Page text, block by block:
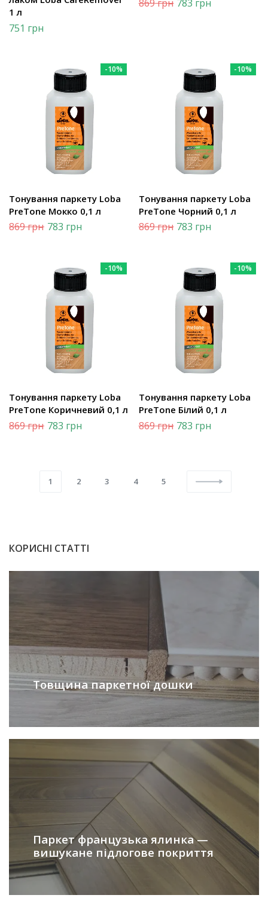
1 л
751 грн
-10%
Тонування паркету Loba
PreTone Мокко 0,1 л
869грн 783 грн
-10%
Тонування паркету Loba
PreTone Чорний 0,1 л
869грн 783 грн
-10%
Тонування паркету Loba
PreTone Коричневий 0,1 л
869грн 783 грн
-10%
Тонування паркету Loba
PreTone Білий 0,1 л
869грн 783 грн
1 2 3 4 5
КОРИСНІ СТАТТІ
Товщина паркетної дошки
Паркет французька ялинка —
вишукане підлогове покриття